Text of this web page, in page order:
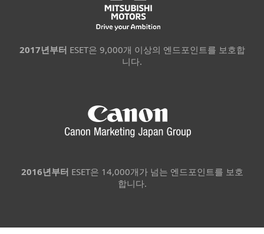
2017년부터 ESET은 9,000개 이상의 엔드포인트를 보호합
니다.
2016년부터 ESET은 14,000개가 넘는 엔드포인트를 보호
합니다.